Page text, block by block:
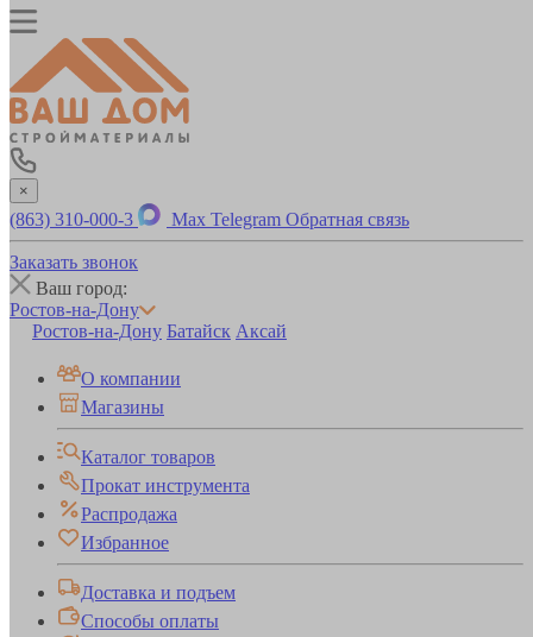
×
(863) 310-000-3 Max Telegram Обратная связь
Заказать звонок
Ваш город:
Ростов-на-Дону
Ростов-на-Дону Батайск Аксай
О компании
Магазины
Каталог товаров
Прокат инструмента
Распродажа
Избранное
Доставка и подъем
Способы оплаты